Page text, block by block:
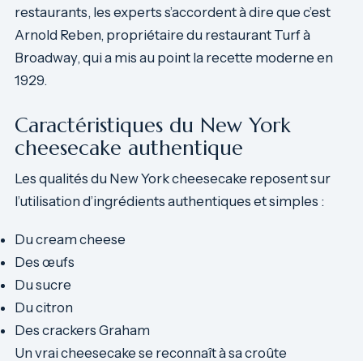
restaurants, les experts s’accordent à dire que c’est
Arnold Reben, propriétaire du restaurant Turf à
Broadway, qui a mis au point la recette moderne en
1929.
Caractéristiques du New York
cheesecake authentique
Les qualités du New York cheesecake reposent sur
l’utilisation d’ingrédients authentiques et simples :
Du cream cheese
Des œufs
Du sucre
Du citron
Des crackers Graham
Un vrai cheesecake se reconnaît à sa croûte